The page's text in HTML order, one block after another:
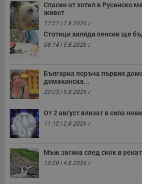
Спасен от хотел в Русенско
живот
17:57 | 7.8.2026 г.
Стотици хиляди пенсии ще
08:14 | 5.8.2026 г.
Българка поръча първия
домакинска...
20:03 | 5.8.2026 г.
От 2 август влизат в сила
11:12 | 2.8.2026 г.
Мъж загина след скок в
15:20 | 4.8.2026 г.